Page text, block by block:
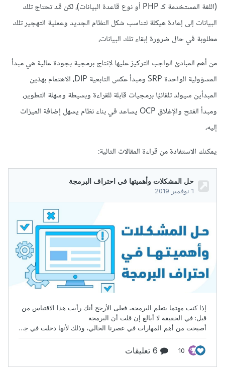
(اللغة المستخدمة كـ PHP أو نوع قاعدة البيانات)، لكن قد تحتاج تلك
البيانات إلى إعادة هيكلة لتناسب شكل النظام الجديد وعملية التهجير تلك
مطلوبة في حال ضرورة إبقاء تلك البيانات،
من أهم المبادئ الواجب التركيز عليها لإنتاج برمجية بجودة عالية هي مبدأ
المسؤولية الواحدة SRP ومبدأ عكس التابعية DIP، الاهتمام بهذين
المبدأين سيولد تلقائيًا برمجيات قابلة للقراءة وبسيطة وسهلة التطوير،
ومبدأ الفتح والإغلاق OCP يساعد في بناء نظام يسهل إضافة الميزات
إليه،
يمكنك الاستفادة من قراءة المقالات التالية: